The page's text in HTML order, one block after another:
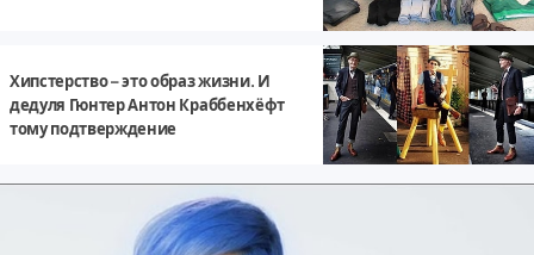
Хипстерство – это образ жизни. И
дедуля Гюнтер Антон Краббенхёфт
тому подтверждение